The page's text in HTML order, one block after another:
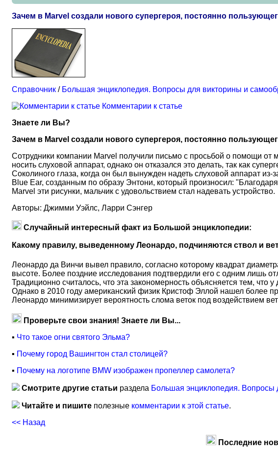
Зачем в Marvel создали нового супергероя, постоянно
Справочник / Большая энциклопедия. Вопросы для викторины и
Комментарии к статье
Знаете ли Вы?
Зачем в Marvel создали нового супергероя, постоянно
Сотрудники компании Marvel получили письмо с просьбой о помощи
носить слуховой аппарат, однако он отказался это делать, так как
Соколиного глаза, когда он был вынужден надеть слуховой аппарат
Blue Ear, созданным по образу Энтони, который произносил:
Marvel эти рисунки, мальчик с удовольствием стал надевать устройство.
Авторы: Джимми Уэйлс, Ларри Сэнгер
Случайный интересный факт из Большой энциклопедии:
Какому правилу, выведенному Леонардо, подчиняются ствол и
Леонардо да Винчи вывел правило, согласно которому квадрат
высоте. Более поздние исследования подтвердили его с одним лишь
Традиционно считалось, что эта закономерность объясняется тем,
Однако в 2010 году американский физик Кристоф Эллой нашел более
Леонардо минимизирует вероятность слома веток под воздействием
Проверьте свои знания! Знаете ли Вы...
▪ Что такое огни святого Эльма?
▪ Почему город Вашингтон стал столицей?
▪ Почему на логотипе BMW изображен пропеллер самолета?
Смотрите другие статьи раздела Большая энциклопедия. Вопросы
Читайте и пишите полезные комментарии к этой статье.
<< Назад
Последние